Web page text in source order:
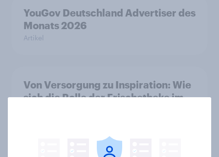
YouGov Deutschland Advertiser des
Monats 2026
Artikel
Von Versorgung zu Inspiration: Wie
sich die Rolle der Frischetheke im